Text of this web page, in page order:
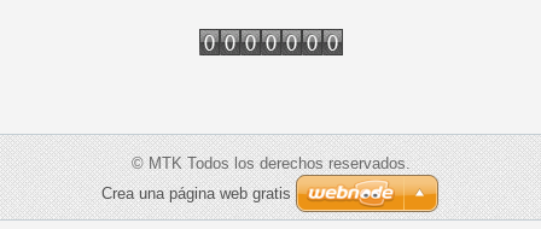
© MTK Todos los derechos reservados.
Crea una página web gratis